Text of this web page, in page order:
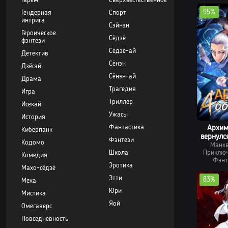
95%
83%
Гендерная
интрига
Героическое
фэнтези
Детектив
Дзёсэй
Драма
Игра
Исекай
История
Киберпанк
Кодомо
Комедия
Махо-сёдзё
Меха
Мистика
Омегаверс
Повседневность
Спорт
Сэйнэн
Сёдзё
Сёдзё-ай
Сёнэн
Сёнэн-ай
Трагедия
Триллер
Ужасы
Фантастика
Фэнтези
Школа
Эротика
Этти
Юри
Яой